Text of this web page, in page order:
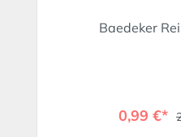
Baedeker
0,99 €*